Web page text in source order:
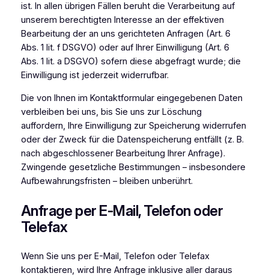
ist. In allen übrigen Fällen beruht die Verarbeitung auf
unserem berechtigten Interesse an der effektiven
Bearbeitung der an uns gerichteten Anfragen (Art. 6
Abs. 1 lit. f DSGVO) oder auf Ihrer Einwilligung (Art. 6
Abs. 1 lit. a DSGVO) sofern diese abgefragt wurde; die
Einwilligung ist jederzeit widerrufbar.
Die von Ihnen im Kontaktformular eingegebenen Daten
verbleiben bei uns, bis Sie uns zur Löschung
auffordern, Ihre Einwilligung zur Speicherung widerrufen
oder der Zweck für die Datenspeicherung entfällt (z. B.
nach abgeschlossener Bearbeitung Ihrer Anfrage).
Zwingende gesetzliche Bestimmungen – insbesondere
Aufbewahrungsfristen – bleiben unberührt.
Anfrage per E-Mail, Telefon oder
Telefax
Wenn Sie uns per E-Mail, Telefon oder Telefax
kontaktieren, wird Ihre Anfrage inklusive aller daraus